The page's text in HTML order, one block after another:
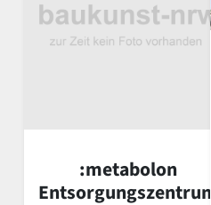
:metabolon
Entsorgungszentrum